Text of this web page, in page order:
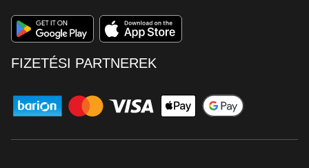
FIZETÉSI PARTNEREK